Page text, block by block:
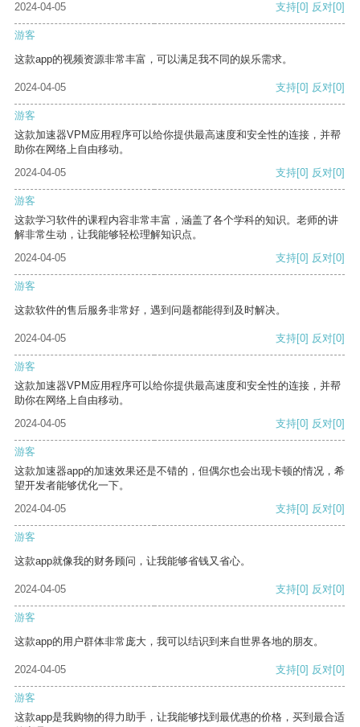
2024-04-05
支持[0] 反对[0]
游客
这款app的视频资源非常丰富，可以满足我不同的娱乐需求。
2024-04-05 支持[0] 反对[0]
游客
这款加速器VPM应用程序可以给你提供最高速度和安全性的连接，并帮
助你在网络上自由移动。
2024-04-05
支持[0] 反对[0]
游客
这款学习软件的课程内容非常丰富，涵盖了各个学科的知识。老师的讲
解非常生动，让我能够轻松理解知识点。
2024-04-05
支持[0] 反对[0]
游客
这款软件的售后服务非常好，遇到问题都能得到及时解决。
2024-04-05 支持[0] 反对[0]
游客
这款加速器VPM应用程序可以给你提供最高速度和安全性的连接，并帮
助你在网络上自由移动。
2024-04-05
支持[0] 反对[0]
游客
这款加速器app的加速效果还是不错的，但偶尔也会出现卡顿的情况，希
望开发者能够优化一下。
2024-04-05
支持[0] 反对[0]
游客
这款app就像我的财务顾问，让我能够省钱又省心。
2024-04-05 支持[0] 反对[0]
游客
这款app的用户群体非常庞大，我可以结识到来自世界各地的朋友。
2024-04-05 支持[0] 反对[0]
游客
这款app是我购物的得力助手，让我能够找到最优惠的价格，买到最合适